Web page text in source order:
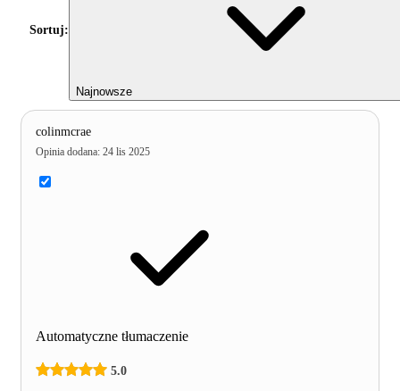
Sortuj:
Najnowsze
colinmcrae
Opinia dodana: 24 lis 2025
Automatyczne tłumaczenie
5.0